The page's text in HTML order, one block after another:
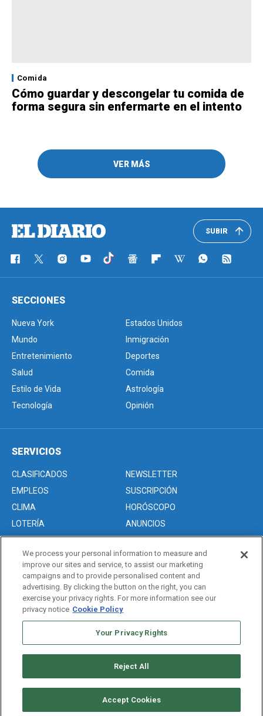
Comida
Cómo guardar y descongelar tu comida de
forma segura sin enfermarte en el intento
VER MÁS
SUBIR
SECCIONES
Nueva York
Estados Unidos
Mundo
Inmigración
Entretenimiento
Deportes
Salud
Comida
Estilo de Vida
Astrología
Tecnología
Opinión
SERVICIOS
CLASIFICADOS
NEWSLETTER
EMPLEOS
SUSCRIPCIÓN
CLIMA
HORÓSCOPO
LOTERÍA
ANUNCIOS
Acerca de nosotros
Advertise with Us/Anuncios
Politica de Privacidad
Editorial Guidelines
We process your personal information to measure and
improve our sites and service, to assist our marketing
campaigns and to provide personalised content and
advertising. By clicking the button on the right, you can
exercise your privacy rights. For more information see our
privacy notice Cookie Policy
Your Privacy Rights
Reject All
Accept Cookies